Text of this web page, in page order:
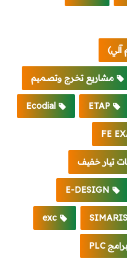
مشاريع تخرج وتصميم
ETAP
Ecodial
FE
تيار خفيف
E-DESIGN
SIMARIS
exc
برامج PLC